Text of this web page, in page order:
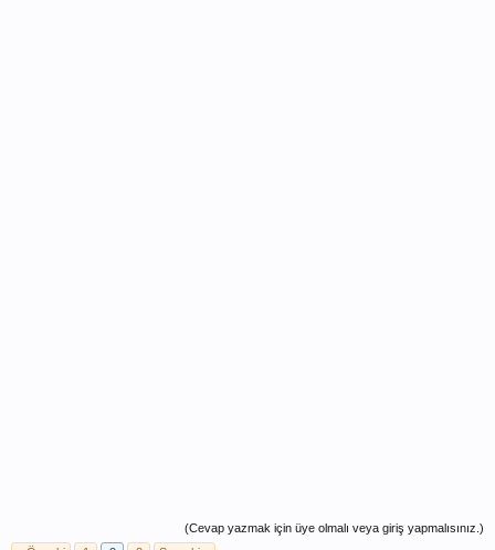
(Cevap yazmak için üye olmalı veya giriş yapmalısınız.)